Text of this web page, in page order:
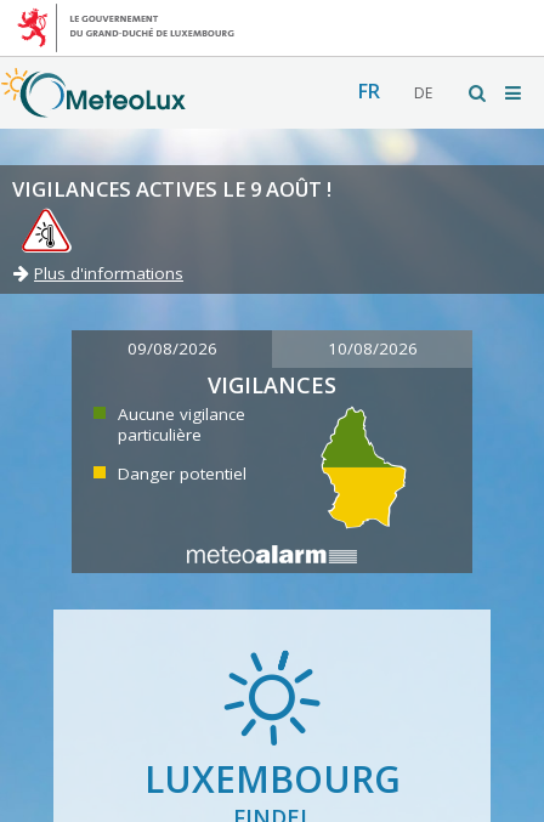
FR DE
VIGILANCES ACTIVES LE 9 AOÛT !
Plus d'informations
09/08/2026 10/08/2026
VIGILANCES
Aucune vigilance
particulière
Danger potentiel
LUXEMBOURG